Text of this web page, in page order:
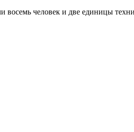
восемь человек и две единицы